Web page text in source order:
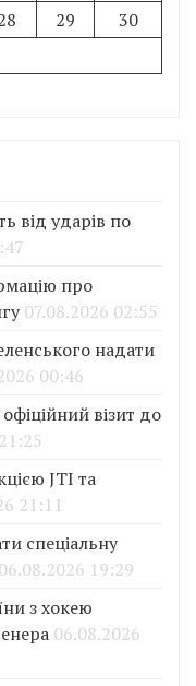
29
30
від ударів по
про
07.08.2026 02:55
надати
00:46
візит до
JTI та
21:11
спеціальну
06.08.2026 19:29
з хокею
06.08.2026